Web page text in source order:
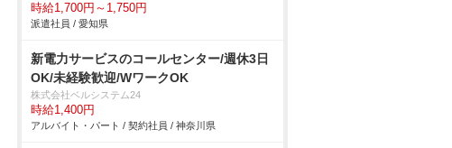
時給1,700円～1,750円
派遣社員 / 愛知県
新電力サービスのコールセンター/週休3日
OK/未経験歓迎/WワークOK
株式会社ベルシステム24
時給1,400円
アルバイト・パート / 契約社員 / 神奈川県